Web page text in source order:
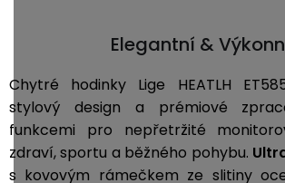
Elegantní &
Chytré hodinky Lige HEATLH
stylový design a prémiové
funkcemi pro nepřetržité
zdraví, sportu a běžného pohybu.
s kovovým rámečkem ze slitiny